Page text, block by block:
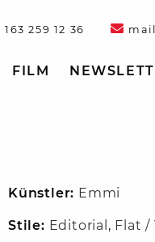
163 259 12 36
FILM
Künstler: Emmi
Stile: Editorial , Flat /